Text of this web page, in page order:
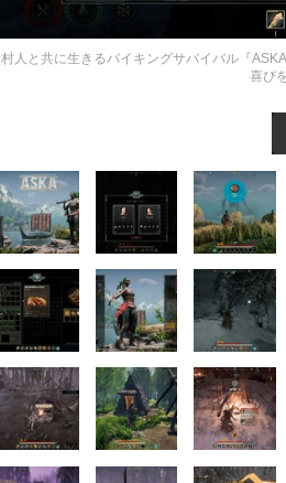
村人と共に生きるバイキングサバイバル『
喜び